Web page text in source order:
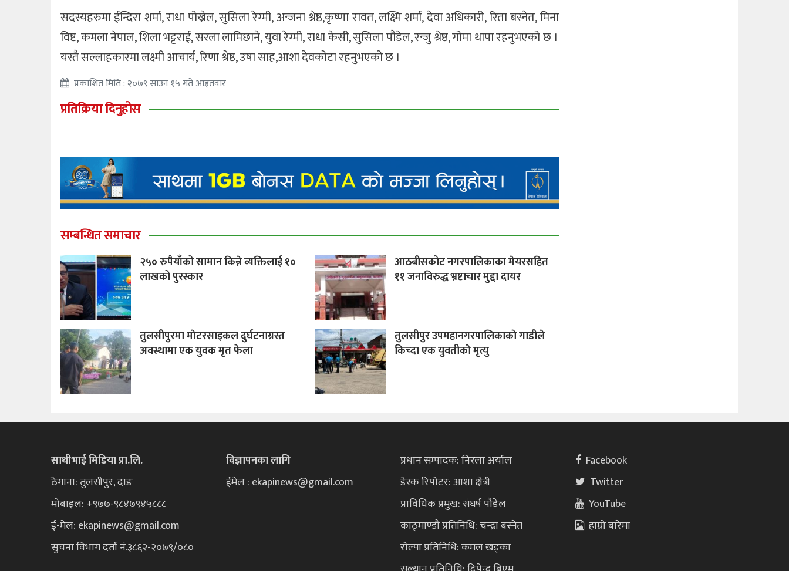
सदस्यहरुमा ईन्दिरा शर्मा, राधा पोख्रेल, सुसिला रेग्मी, अन्जना श्रेष्ठ,कृष्णा रावत, लक्ष्मि शर्मा, देवा अधिकारी, रिता बस्नेत, मिना
विष्ट, कमला नेपाल, शिला भट्टराई, सरला लामिछाने, युवा रेग्मी, राधा केसी, सुसिला पौडेल, रन्जु श्रेष्ठ, गोमा थापा रहनुभएको छ ।
यस्तै सल्लाहकारमा लक्ष्मी आचार्य, रिणा श्रेष्ठ, उषा साह,आशा देवकोटा रहनुभएको छ ।
प्रकाशित मिति : २०७९ साउन १५ गते आइतवार
प्रतिक्रिया दिनुहोस
सम्बन्धित समाचार
२५० रुपैयाँको सामान किन्ने व्यक्तिलाई १०
लाखको पुरस्कार
आठबीसकोट नगरपालिकाका मेयरसहित
११ जनाविरुद्ध भ्रष्टाचार मुद्दा दायर
तुलसीपुरमा माेटरसाइकल दुर्घटनाग्रस्त
अवस्थामा एक युवक मृत फेला
तुलसीपुर उपमहानगरपालिकाकाे गाडीले
किच्दा एक युवतीकाे मृत्यु
साथीभाई मिडिया प्रा.लि.
ठेगाना: तुलसीपुर, दाङ
मोबाइल: +९७७-९८४७९४५८८८
ई-मेल: ekapinews@gmail.com
सुचना विभाग दर्ता नं.३८६२-२०७९/०८०
विज्ञापनका लागि
ईमेल : ekapinews@gmail.com
प्रधान सम्पादक: निरला अर्याल
डेस्क रिपोटर: आशा क्षेत्री
प्राविधिक प्रमुख: संघर्ष पौडेल
काठ्माण्डौ प्रतिनिधि: चन्द्रा बस्नेत
रोल्पा प्रतिनिधि: कमल खड्का
Facebook
Twitter
YouTube
हाम्रो बारेमा